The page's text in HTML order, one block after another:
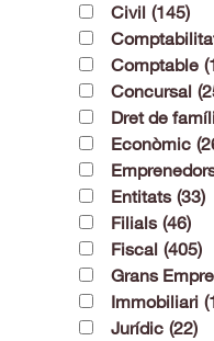
Civil (145)
Comptable
Concursal
Dret de
Econòmic
Entitats (33)
Filials (46)
Fiscal (405)
Grans
Immobiliari
Jurídic (22)